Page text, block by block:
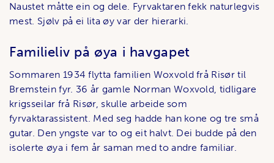
Naustet måtte ein og dele. Fyrvaktaren fekk naturlegvis
mest. Sjølv på ei lita øy var der hierarki.
Familieliv på øya i havgapet
Sommaren 1934 flytta familien Woxvold frå Risør til
Bremstein fyr. 36 år gamle Norman Woxvold, tidligare
krigsseilar frå Risør, skulle arbeide som
fyrvaktarassistent. Med seg hadde han kone og tre små
gutar. Den yngste var to og eit halvt. Dei budde på den
isolerte øya i fem år saman med to andre familiar.